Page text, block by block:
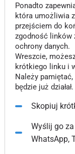
Ponadto
która umożliwia
przejściem do
zgodność linków
ochrony danych.
Wreszcie,
krótkiego linku i
Należy
będzie już działał.
Skopiuj
Wyślij go
WhatsApp,